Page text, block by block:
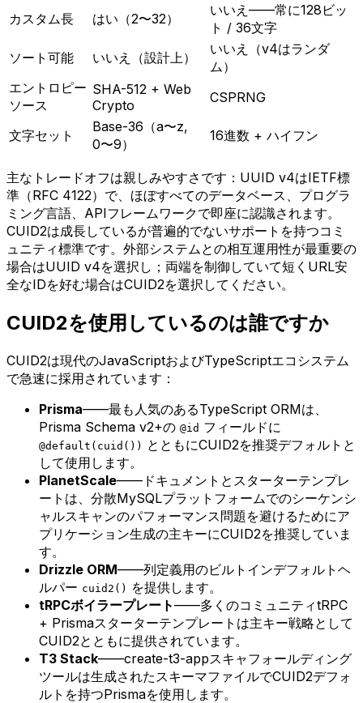
カスタム長
はい（2〜32）
いいえ——常に128ビッ
ト / 36文字
ソート可能
いいえ（設計上）
いいえ（v4はランダ
ム）
エントロピー
ソース
SHA-512 + Web
Crypto
CSPRNG
文字セット
Base-36（a〜z,
0〜9）
16進数 + ハイフン
主なトレードオフは親しみやすさです：UUID v4はIETF標
準（RFC 4122）で、ほぼすべてのデータベース、プログラ
ミング言語、APIフレームワークで即座に認識されます。
CUID2は成長しているが普遍的でないサポートを持つコミ
ュニティ標準です。外部システムとの相互運用性が最重要の
場合はUUID v4を選択し；両端を制御していて短くURL安
全なIDを好む場合はCUID2を選択してください。
CUID2を使用しているのは誰ですか
CUID2は現代のJavaScriptおよびTypeScriptエコシステム
で急速に採用されています：
Prisma——最も人気のあるTypeScript ORMは、
Prisma Schema v2+の @id フィールドに
@default(cuid())
とともにCUID2を推奨デフォルトと
して使用します。
PlanetScale——ドキュメントとスターターテンプレ
ートは、分散MySQLプラットフォームでのシーケンシ
ャルスキャンのパフォーマンス問題を避けるためにア
プリケーション生成の主キーにCUID2を推奨していま
す。
Drizzle ORM——列定義用のビルトインデフォルトヘ
ルパー cuid2()
を提供します。
tRPCボイラープレート——多くのコミュニティtRPC
+ Prismaスターターテンプレートは主キー戦略として
CUID2とともに提供されています。
T3 Stack——create-t3-appスキャフォールディング
ツールは生成されたスキーマファイルでCUID2デフォ
ルトを持つPrismaを使用します。